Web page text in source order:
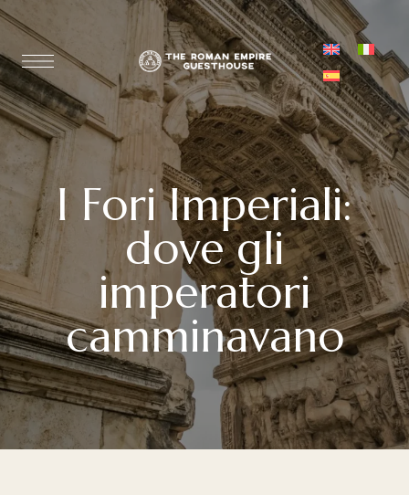
I Fori Imperiali:
dove gli
imperatori
camminavano